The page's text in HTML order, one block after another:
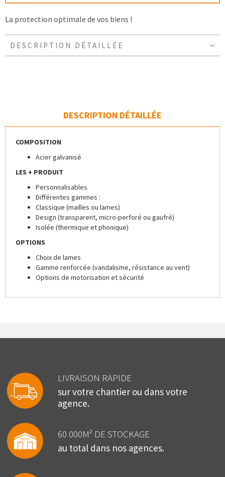
La protection optimale de vos biens !
DESCRIPTION DÉTAILLÉE
DESCRIPTION DÉTAILLÉE
COMPOSITION
Acier galvanisé
LES + PRODUIT
Personnalisables
Différentes gammes :
Classique (mailles ou lames)
Design (transparent, micro-perforé ou gaufré)
Isolée (thermique et phonique)
OPTIONS
Choix de lames
Gamme renforcée (vandalisme, résistance au vent)
Options de motorisation et sécurité
LIVRAISON RAPIDE
sur votre chantier ou dans votre
agence.
60 000M² DE STOCKAGE
au total dans nos agences.